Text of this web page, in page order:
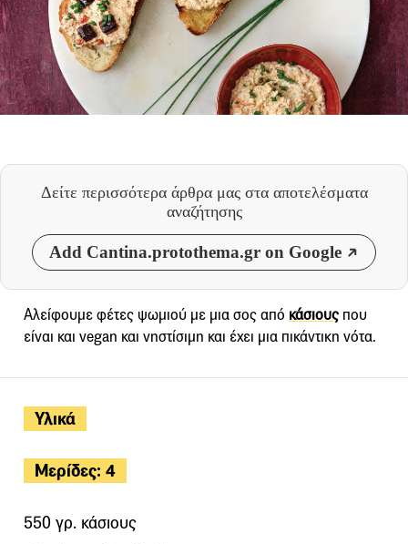
Δείτε περισσότερα άρθρα μας στα αποτελέσματα
αναζήτησης
Add Cantina.protothema.gr on Google
Υλικά
Μερίδες: 4
550 γρ. κάσιους
Αλείφουμε φέτες ψωμιού με μια σος από κάσιους που
είναι και vegan και νηστίσιμη και έχει μια πικάντικη νότα.